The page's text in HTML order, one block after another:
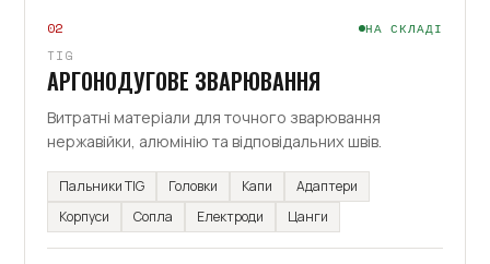
02
НА СКЛАДІ
TIG
АРГОНОДУГОВЕ ЗВАРЮВАННЯ
Витратні матеріали для точного зварювання
нержавійки, алюмінію та відповідальних швів.
Пальники TIG Головки Капи
Адаптери
Корпуси
Сопла Електроди Цанги